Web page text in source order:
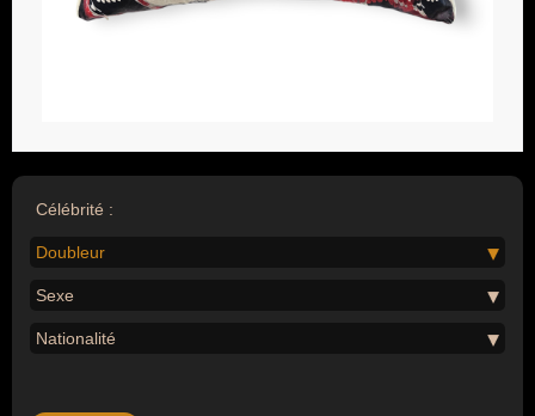
Célébrité :
Doubleur
Sexe
Nationalité